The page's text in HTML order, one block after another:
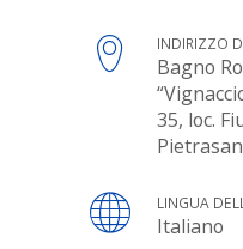
INDIRIZZO
Bagno
35, loc.
LINGUA
Italiano